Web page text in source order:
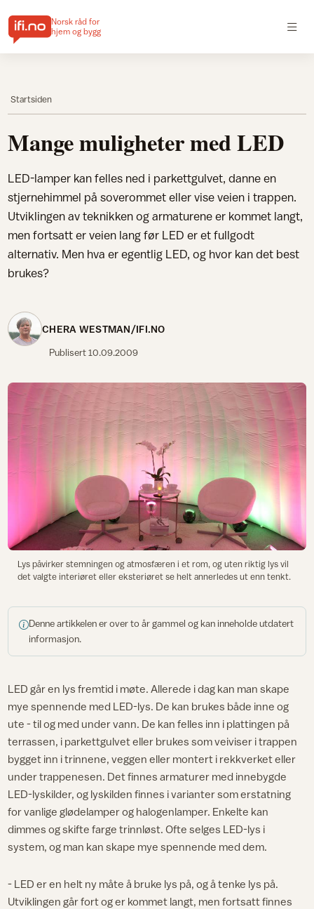
Norsk råd for
hjem og bygg
Startsiden
Mange muligheter med LED
LED-lamper kan felles ned i parkettgulvet, danne en
stjernehimmel på soverommet eller vise veien i trappen.
Utviklingen av teknikken og armaturene er kommet langt,
men fortsatt er veien lang før LED er et fullgodt
alternativ. Men hva er egentlig LED, og hvor kan det best
brukes?
CHERA WESTMAN/IFI.NO
Publisert10.09.2009
Lys påvirker stemningen og atmosfæren i et rom, og uten riktig lys vil
det valgte interiøret eller eksteriøret se helt annerledes ut enn tenkt.
Denne artikkelen er over to år gammel og kan inneholde utdatert
informasjon.
LED går en lys fremtid i møte. Allerede i dag kan man skape
mye spennende med LED-lys. De kan brukes både inne og
ute - til og med under vann. De kan felles inn i plattingen på
terrassen, i parkettgulvet eller brukes som veiviser i trappen
bygget inn i trinnene, veggen eller montert i rekkverket eller
under trappenesen. Det finnes armaturer med innebygde
LED-lyskilder, og lyskilden finnes i varianter som erstatning
for vanlige glødelamper og halogenlamper. Enkelte kan
dimmes og skifte farge trinnløst. Ofte selges LED-lys i
system, og man kan skape mye spennende med dem.
- LED er en helt ny måte å bruke lys på, og å tenke lys på.
Utviklingen går fort og er kommet langt, men fortsatt finnes